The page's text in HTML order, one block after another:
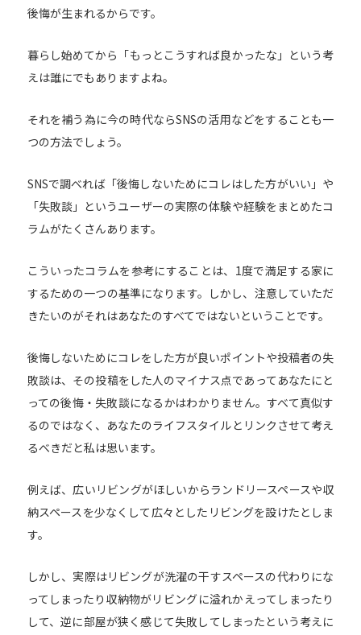
後悔が生まれるからです。
暮らし始めてから「もっとこうすれば良かったな」という考
えは誰にでもありますよね。
それを補う為に今の時代ならSNSの活用などをすることも一
つの方法でしょう。
SNSで調べれば「後悔しないためにコレはした方がいい」や
「失敗談」というユーザーの実際の体験や経験をまとめたコ
ラムがたくさんあります。
こういったコラムを参考にすることは、1度で満足する家に
するための一つの基準になります。しかし、注意していただ
きたいのがそれはあなたのすべてではないということです。
後悔しないためにコレをした方が良いポイントや投稿者の失
敗談は、その投稿をした人のマイナス点であってあなたにと
っての後悔・失敗談になるかはわかりません。すべて真似す
るのではなく、あなたのライフスタイルとリンクさせて考え
るべきだと私は思います。
例えば、広いリビングがほしいからランドリースペースや収
納スペースを少なくして広々としたリビングを設けたとしま
す。
しかし、実際はリビングが洗濯の干すスペースの代わりにな
ってしまったり収納物がリビングに溢れかえってしまったり
して、逆に部屋が狭く感じて失敗してしまったという考えに